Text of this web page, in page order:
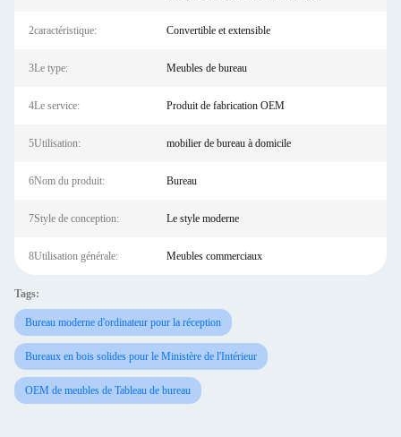
2caractéristique: Convertible et extensible
3Le type: Meubles de bureau
4Le service: Produit de fabrication OEM
5Utilisation: mobilier de bureau à domicile
6Nom du produit: Bureau
7Style de conception: Le style moderne
8Utilisation générale: Meubles commerciaux
Tags:
Bureau moderne d'ordinateur pour la réception
Bureaux en bois solides pour le Ministère de l'Intérieur
OEM de meubles de Tableau de bureau